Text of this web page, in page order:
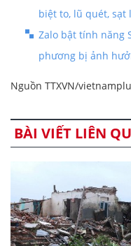
biệt to, lũ quét, sạt
Zalo bật tính năng
phương bị ảnh
Nguồn TTXVN/
BÀI VIẾT LIÊN